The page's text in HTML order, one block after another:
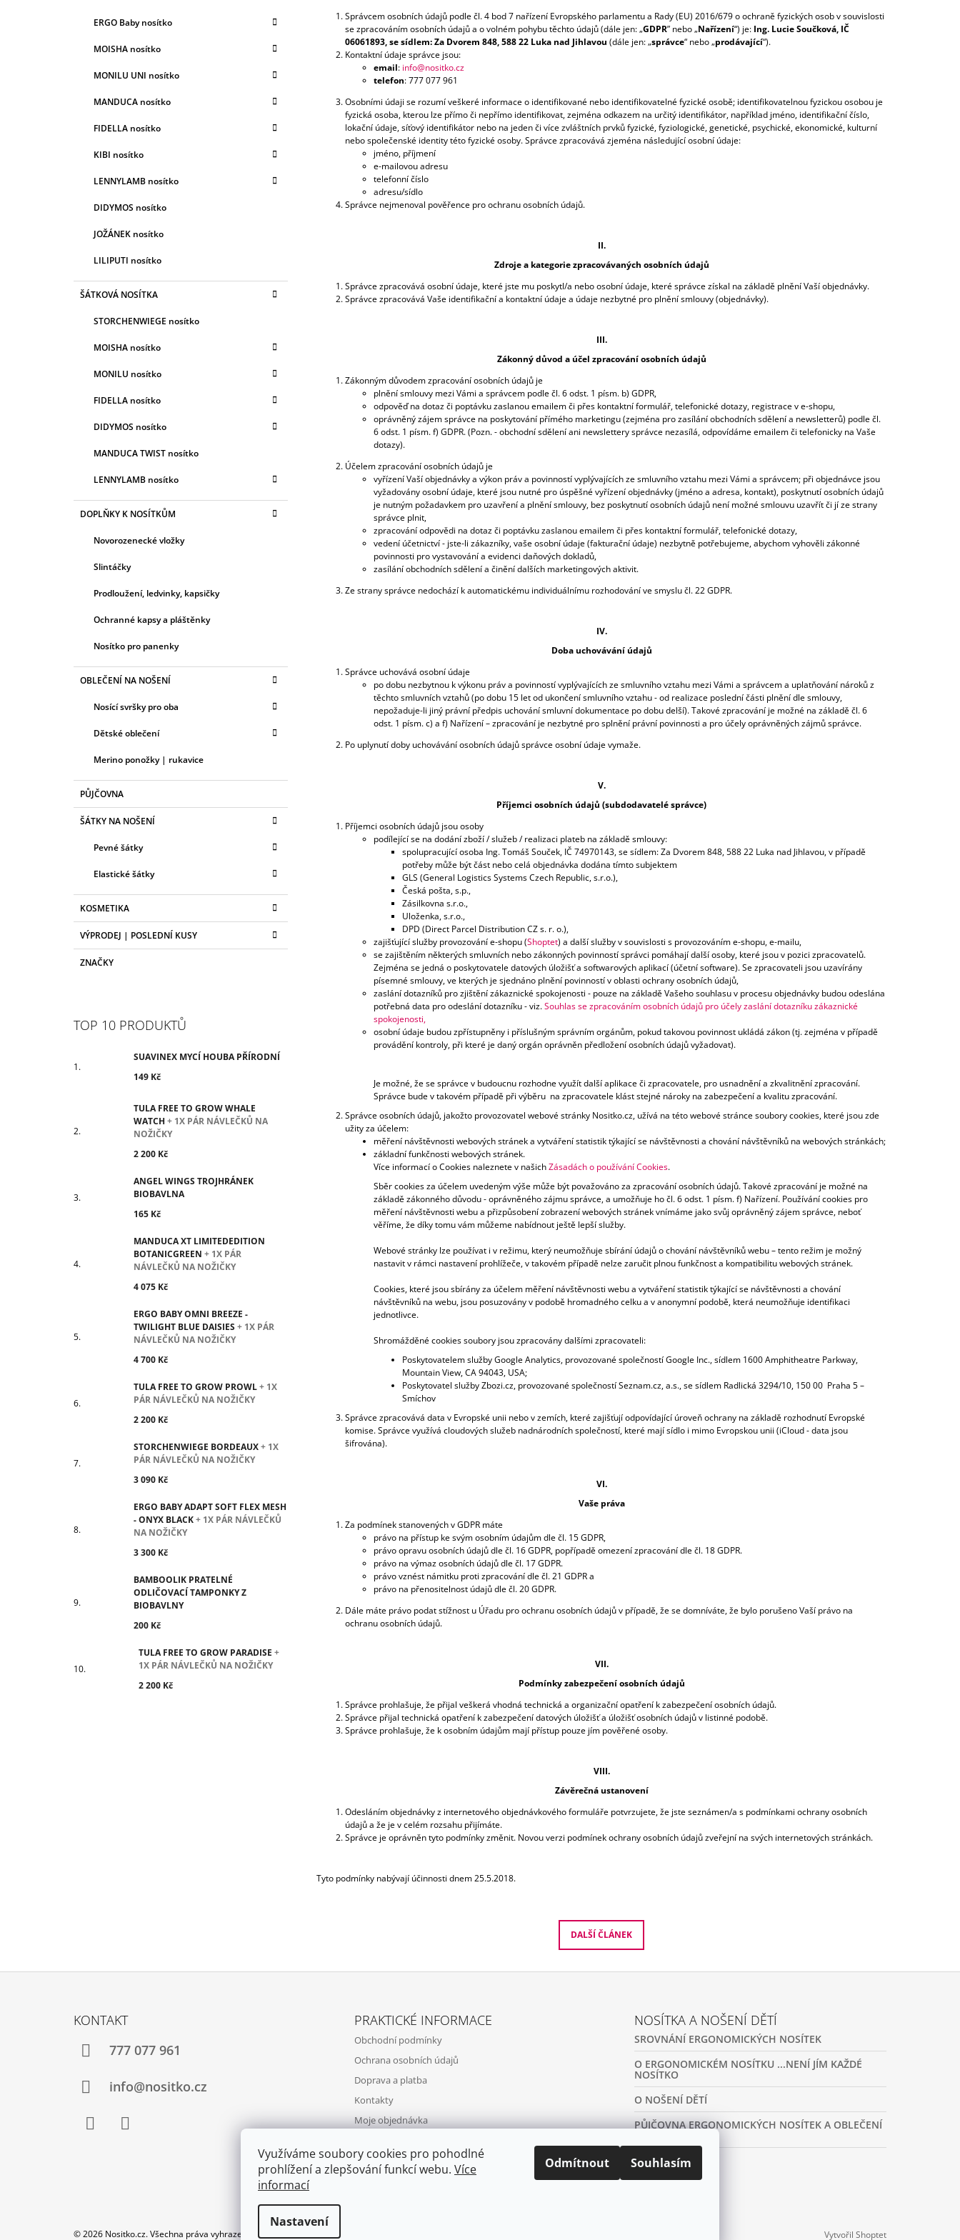
Využíváme soubory cookies pro pohodlné
prohlížení a zlepšování funkcí webu. Více
informací
Nastavení
Odmítnout Souhlasím
ERGO Baby nosítko
MOISHA nosítko
MONILU UNI nosítko
MANDUCA nosítko
FIDELLA nosítko
KIBI nosítko
LENNYLAMB nosítko
DIDYMOS nosítko
JOŽÁNEK nosítko
LILIPUTI nosítko
ŠÁTKOVÁ NOSÍTKA
STORCHENWIEGE nosítko
MOISHA nosítko
MONILU nosítko
FIDELLA nosítko
DIDYMOS nosítko
MANDUCA TWIST nosítko
LENNYLAMB nosítko
DOPLŇKY K NOSÍTKŮM
Novorozenecké vložky
Slintáčky
Prodloužení, ledvinky, kapsičky
Ochranné kapsy a pláštěnky
Nosítko pro panenky
OBLEČENÍ NA NOŠENÍ
Nosící svršky pro oba
Dětské oblečení
Merino ponožky | rukavice
PŮJČOVNA
ŠÁTKY NA NOŠENÍ
Pevné šátky
Elastické šátky
KOSMETIKA
VÝPRODEJ | POSLEDNÍ KUSY
ZNAČKY
TOP 10 PRODUKTŮ
SUAVINEX MYCÍ HOUBA PŘÍRODNÍ
149 Kč
TULA FREE TO GROW WHALE
WATCH + 1X PÁR NÁVLEČKŮ NA
NOŽIČKY
2 200 Kč
ANGEL WINGS TROJHRÁNEK
BIOBAVLNA
165 Kč
MANDUCA XT LIMITEDEDITION
BOTANICGREEN + 1X PÁR
NÁVLEČKŮ NA NOŽIČKY
4 075 Kč
ERGO BABY OMNI BREEZE -
TWILIGHT BLUE DAISIES+ 1X PÁR
NÁVLEČKŮ NA NOŽIČKY
4 700 Kč
TULA FREE TO GROW PROWL+ 1X
PÁR NÁVLEČKŮ NA NOŽIČKY
2 200 Kč
STORCHENWIEGE BORDEAUX+ 1X
PÁR NÁVLEČKŮ NA NOŽIČKY
3 090 Kč
ERGO BABY ADAPT SOFT FLEX MESH
- ONYX BLACK+ 1X PÁR NÁVLEČKŮ
NA NOŽIČKY
3 300 Kč
BAMBOOLIK PRATELNÉ
ODLIČOVACÍ TAMPONKY Z
BIOBAVLNY
200 Kč
TULA FREE TO GROW PARADISE +
1X PÁR NÁVLEČKŮ NA NOŽIČKY
2 200 Kč
Správcem osobních údajů podle čl. 4 bod 7 nařízení Evropského parlamentu a Rady (EU) 2016/679 o ochraně fyzických osob v souvislosti
se zpracováním osobních údajů a o volném pohybu těchto údajů (dále jen: „GDPR” nebo „Nařízení“) je: Ing. Lucie Součková, IČ
06061893, se sídlem: Za Dvorem 848, 588 22 Luka nad Jihlavou (dále jen: „správce“ nebo „prodávající“).
Kontaktní údaje správce jsou:
email: info@nositko.cz
telefon: 777 077 961
Osobními údaji se rozumí veškeré informace o identifikované nebo identifikovatelné fyzické osobě; identifikovatelnou fyzickou osobou je
fyzická osoba, kterou lze přímo či nepřímo identifikovat, zejména odkazem na určitý identifikátor, například jméno, identifikační číslo,
lokační údaje, síťový identifikátor nebo na jeden či více zvláštních prvků fyzické, fyziologické, genetické, psychické, ekonomické, kulturní
nebo společenské identity této fyzické osoby. Správce zpracovává zjeména následující osobní údaje:
jméno, příjmení
e-mailovou adresu
telefonní číslo
adresu/sídlo
Správce nejmenoval pověřence pro ochranu osobních údajů.
II.
Zdroje a kategorie zpracovávaných osobních údajů
Správce zpracovává osobní údaje, které jste mu poskytl/a nebo osobní údaje, které správce získal na základě plnění Vaší objednávky.
Správce zpracovává Vaše identifikační a kontaktní údaje a údaje nezbytné pro plnění smlouvy (objednávky).
III.
Zákonný důvod a účel zpracování osobních údajů
Zákonným důvodem zpracování osobních údajů je
plnění smlouvy mezi Vámi a správcem podle čl. 6 odst. 1 písm. b) GDPR,
odpověď na dotaz či poptávku zaslanou emailem či přes kontaktní formulář, telefonické dotazy, registrace v e-shopu,
oprávněný zájem správce na poskytování přímého marketingu (zejména pro zasílání obchodních sdělení a newsletterů) podle čl.
6 odst. 1 písm. f) GDPR. (Pozn. - obchodní sdělení ani newslettery správce nezasílá, odpovídáme emailem či telefonicky na Vaše
dotazy).
Účelem zpracování osobních údajů je
vyřízení Vaší objednávky a výkon práv a povinností vyplývajících ze smluvního vztahu mezi Vámi a správcem; při objednávce jsou
vyžadovány osobní údaje, které jsou nutné pro úspěšné vyřízení objednávky (jméno a adresa, kontakt), poskytnutí osobních údajů
je nutným požadavkem pro uzavření a plnění smlouvy, bez poskytnutí osobních údajů není možné smlouvu uzavřít či jí ze strany
správce plnit,
zpracování odpovědi na dotaz či poptávku zaslanou emailem či přes kontaktní formulář, telefonické dotazy,
vedení účetnictví - jste-li zákazníky, vaše osobní údaje (fakturační údaje) nezbytně potřebujeme, abychom vyhověli zákonné
povinnosti pro vystavování a evidenci daňových dokladů,
zasílání obchodních sdělení a činění dalších marketingových aktivit.
Ze strany správce nedochází k automatickému individuálnímu rozhodování ve smyslu čl. 22 GDPR.
IV.
Doba uchovávání údajů
Správce uchovává osobní údaje
po dobu nezbytnou k výkonu práv a povinností vyplývajících ze smluvního vztahu mezi Vámi a správcem a uplatňování nároků z
těchto smluvních vztahů (po dobu 15 let od ukončení smluvního vztahu - od realizace poslední části plnění dle smlouvy,
nepožaduje-li jiný právní předpis uchování smluvní dokumentace po dobu delší). Takové zpracování je možné na základě čl. 6
odst. 1 písm. c) a f) Nařízení – zpracování je nezbytné pro splnění právní povinnosti a pro účely oprávněných zájmů správce.
Po uplynutí doby uchovávání osobních údajů správce osobní údaje vymaže.
V.
Příjemci osobních údajů (subdodavatelé správce)
Příjemci osobních údajů jsou osoby
podílející se na dodání zboží / služeb / realizaci plateb na základě smlouvy:
spolupracující osoba Ing. Tomáš Souček, IČ 74970143, se sídlem: Za Dvorem 848, 588 22 Luka nad Jihlavou, v případě
potřeby může být část nebo celá objednávka dodána tímto subjektem
GLS (General Logistics Systems Czech Republic, s.r.o.),
Česká pošta, s.p.,
Zásilkovna s.r.o.,
Uloženka, s.r.o.,
DPD (Direct Parcel Distribution CZ s. r. o.),
zajišťující služby provozování e-shopu (Shoptet) a další služby v souvislosti s provozováním e-shopu, e-mailu,
se zajištěním některých smluvních nebo zákonných povinností správci pomáhají další osoby, které jsou v pozici zpracovatelů.
Zejména se jedná o poskytovatele datových úložišť a softwarových aplikací (účetní software). Se zpracovateli jsou uzavírány
písemné smlouvy, ve kterých je sjednáno plnění povinností v oblasti ochrany osobních údajů,
zaslání dotazníků pro zjištění zákaznické spokojenosti - pouze na základě Vašeho souhlasu v procesu objednávky budou odeslána
potřebná data pro odeslání dotazníku - viz.Souhlas se zpracováním osobních údajů pro účely zaslání dotazníku zákaznické
spokojenosti,
osobní údaje budou zpřístupněny i příslušným správním orgánům, pokud takovou povinnost ukládá zákon (tj. zejména v případě
provádění kontroly, při které je daný orgán oprávněn předložení osobních údajů vyžadovat).
Je možné, že se správce v budoucnu rozhodne využít další aplikace či zpracovatele, pro usnadnění a zkvalitnění zpracování.
Správce bude v takovém případě při výběru na zpracovatele klást stejné nároky na zabezpečení a kvalitu zpracování.
Správce osobních údajů, jakožto provozovatel webové stránky Nositko.cz, užívá na této webové stránce soubory cookies, které jsou zde
užity za účelem:
měření návštěvnosti webových stránek a vytváření statistik týkající se návštěvnosti a chování návštěvníků na webových stránkách;
základní funkčnosti webových stránek.
Více informací o Cookies naleznete v našichZásadách o používání Cookies.
Sběr cookies za účelem uvedeným výše může být považováno za zpracování osobních údajů. Takové zpracování je možné na
základě zákonného důvodu - oprávněného zájmu správce, a umožňuje ho čl. 6 odst. 1 písm. f) Nařízení. Používání cookies pro
měření návštěvnosti webu a přizpůsobení zobrazení webových stránek vnímáme jako svůj oprávněný zájem správce, neboť
věříme, že díky tomu vám můžeme nabídnout ještě lepší služby.
Webové stránky lze používat i v režimu, který neumožňuje sbírání údajů o chování návštěvníků webu – tento režim je možný
nastavit v rámci nastavení prohlížeče, v takovém případě nelze zaručit plnou funkčnost a kompatibilitu webových stránek.
Cookies, které jsou sbírány za účelem měření návštěvnosti webu a vytváření statistik týkající se návštěvnosti a chování
návštěvníků na webu, jsou posuzovány v podobě hromadného celku a v anonymní podobě, která neumožňuje identifikaci
jednotlivce.
Shromážděné cookies soubory jsou zpracovány dalšími zpracovateli:
Poskytovatelem služby Google Analytics, provozované společností Google Inc., sídlem 1600 Amphitheatre Parkway,
Mountain View, CA 94043, USA;
Poskytovatel služby Zbozi.cz, provozované společností Seznam.cz, a.s., se sídlem Radlická 3294/10, 150 00 Praha 5 –
Smíchov
Správce zpracovává data v Evropské unii nebo v zemích, které zajišťují odpovídající úroveň ochrany na základě rozhodnutí Evropské
komise. Správce využívá cloudových služeb nadnárodních společností, které mají sídlo i mimo Evropskou unii (iCloud - data jsou
šifrována).
VI.
Vaše práva
Za podmínek stanovených v GDPR máte
právo na přístup ke svým osobním údajům dle čl. 15 GDPR,
právo opravu osobních údajů dle čl. 16 GDPR, popřípadě omezení zpracování dle čl. 18 GDPR.
právo na výmaz osobních údajů dle čl. 17 GDPR.
právo vznést námitku proti zpracování dle čl. 21 GDPR a
právo na přenositelnost údajů dle čl. 20 GDPR.
Dále máte právo podat stížnost u Úřadu pro ochranu osobních údajů v případě, že se domníváte, že bylo porušeno Vaší právo na
ochranu osobních údajů.
VII.
Podmínky zabezpečení osobních údajů
Správce prohlašuje, že přijal veškerá vhodná technická a organizační opatření k zabezpečení osobních údajů.
Správce přijal technická opatření k zabezpečení datových úložišť a úložišť osobních údajů v listinné podobě.
Správce prohlašuje, že k osobním údajům mají přístup pouze jím pověřené osoby.
VIII.
Závěrečná ustanovení
Odesláním objednávky z internetového objednávkového formuláře potvrzujete, že jste seznámen/a s podmínkami ochrany osobních
údajů a že je v celém rozsahu přijímáte.
Správce je oprávněn tyto podmínky změnit. Novou verzi podmínek ochrany osobních údajů zveřejní na svých internetových stránkách.
Tyto podmínky nabývají účinnosti dnem 25.5.2018.
DALŠÍ ČLÁNEK
KONTAKT
777 077 961
info@nositko.cz
PRAKTICKÉ INFORMACE
Obchodní podmínky
Ochrana osobních údajů
Doprava a platba
Kontakty
Moje objednávka
NOSÍTKA A NOŠENÍ DĚTÍ
SROVNÁNÍ ERGONOMICKÝCH NOSÍTEK
O ERGONOMICKÉM NOSÍTKU ...NENÍ JÍM KAŽDÉ
NOSÍTKO
O NOŠENÍ DĚTÍ
PŮJČOVNA ERGONOMICKÝCH NOSÍTEK A OBLEČENÍ
ARCHIV
Vytvořil Shoptet
© 2026 Nositko.cz. Všechna práva vyhrazena.